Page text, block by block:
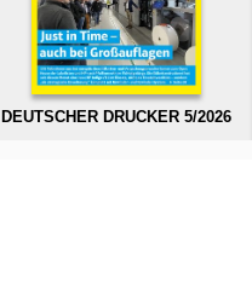
DEUTSCHER DRUCKER 5/2026